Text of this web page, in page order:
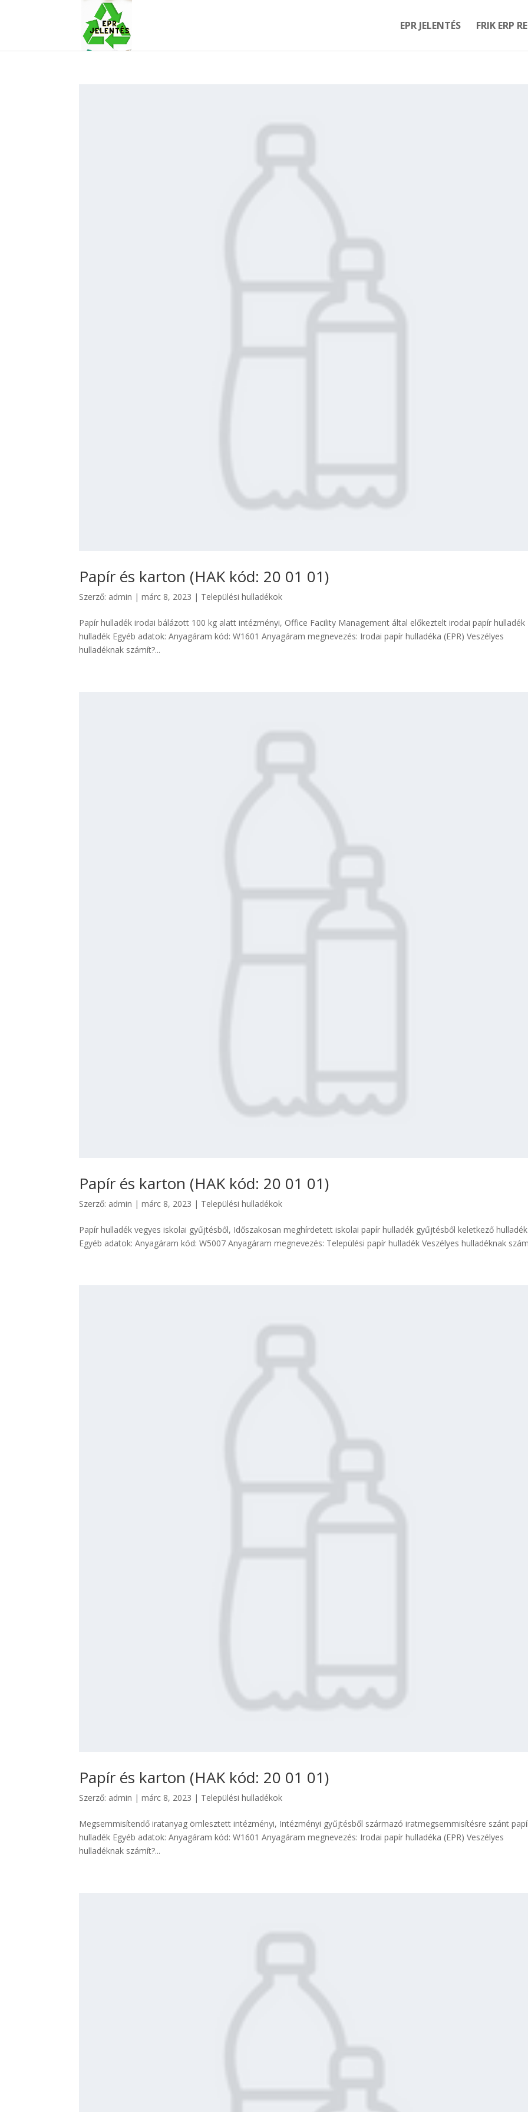
EPR JELENTÉS FRIK ERP
Papír és karton (HAK kód: 20 01 01)
Szerző: admin |márc 8, 2023 | Települési hulladékok
Papír hulladék irodai bálázott 100 kg alatt intézményi, Office Facility Management által előkeztelt irodai papír hulladék
hulladék Egyéb adatok: Anyagáram kód: W1601 Anyagáram megnevezés: Irodai papír hulladéka (EPR) Veszélyes
hulladéknak számít?...
Papír és karton (HAK kód: 20 01 01)
Szerző: admin |márc 8, 2023 | Települési hulladékok
Papír hulladék vegyes iskolai gyűjtésből, Időszakosan meghírdetett iskolai papír hulladék gyűjtésből keletkező hulladék
Egyéb adatok: Anyagáram kód: W5007 Anyagáram megnevezés: Települési papír hulladék Veszélyes hulladéknak
Papír és karton (HAK kód: 20 01 01)
Szerző: admin |márc 8, 2023 | Települési hulladékok
Megsemmisítendő iratanyag ömlesztett intézményi, Intézményi gyűjtésből származó iratmegsemmisítésre szánt
hulladék Egyéb adatok: Anyagáram kód: W1601 Anyagáram megnevezés: Irodai papír hulladéka (EPR) Veszélyes
hulladéknak számít?...